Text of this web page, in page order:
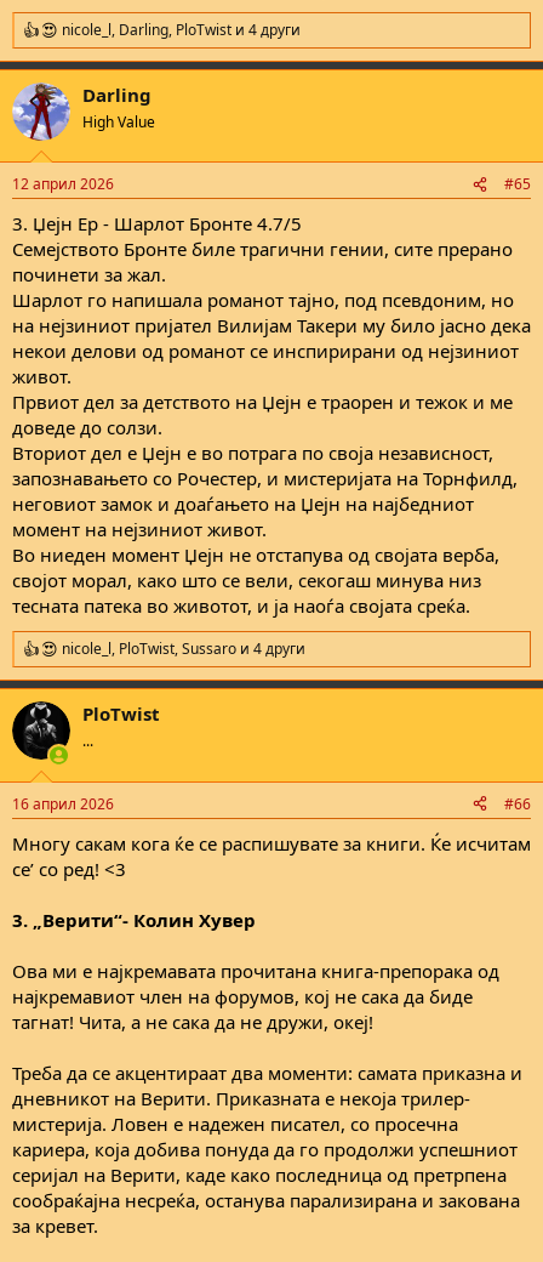
R
e
a
c
t
i
s
nicole_l, Darling, PloTwist и 4 други
Darling
High Value
12 април 2026 #65
3. Џејн Ер - Шарлот Бронте 4.7/5
Семејството Бронте биле трагични гении, сите прерано
починети за жал.
Шарлот го напишала романот тајно, под псевдоним, но
на нејзиниот пријател Вилијам Такери му било јасно дека
некои делови од романот се инспирирани од нејзиниот
живот.
Првиот дел за детството на Џејн е траорен и тежок и ме
доведе до солзи.
Вториот дел е Џејн е во потрага по своја независност,
запознавањето со Рочестер, и мистеријата на Торнфилд,
неговиот замок и доаѓањето на Џејн на најбедниот
момент на нејзиниот живот.
Во ниеден момент Џејн не отстапува од својата верба,
својот морал, како што се вели, секогаш минува низ
тесната патека во животот, и ја наоѓа својата среќа.
R
e
a
c
t
i
s
nicole_l, PloTwist,Sussaro и 4 други
PloTwist
...
16 април 2026 #66
Многу сакам кога ќе се распишувате за книги. Ќе исчитам
се’ со ред! <3
3. „Верити“- Колин Хувер
Ова ми е најкремавата прочитана книга-препорака од
најкремавиот член на форумов, кој не сака да биде
тагнат! Чита, а не сака да не дружи, океј!
Треба да се акцентираат два моменти: самата приказна и
дневникот на Верити. Приказната е некоја трилер-
мистерија. Ловен е надежен писател, со просечна
кариера, која добива понуда да го продолжи успешниот
серијал на Верити, каде како последница од претрпена
сообраќајна несреќа, останува парализирана и закована
за кревет.